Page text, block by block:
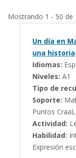
Mostrando 1 - 50 de
Un día en
una historia
Idiomas:
Niveles: A1
Tipo de
Soporte:
Puntos
Actividad:
Habilidad:
Expresión